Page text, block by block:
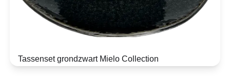
Tassenset grondzwart Mielo Collection